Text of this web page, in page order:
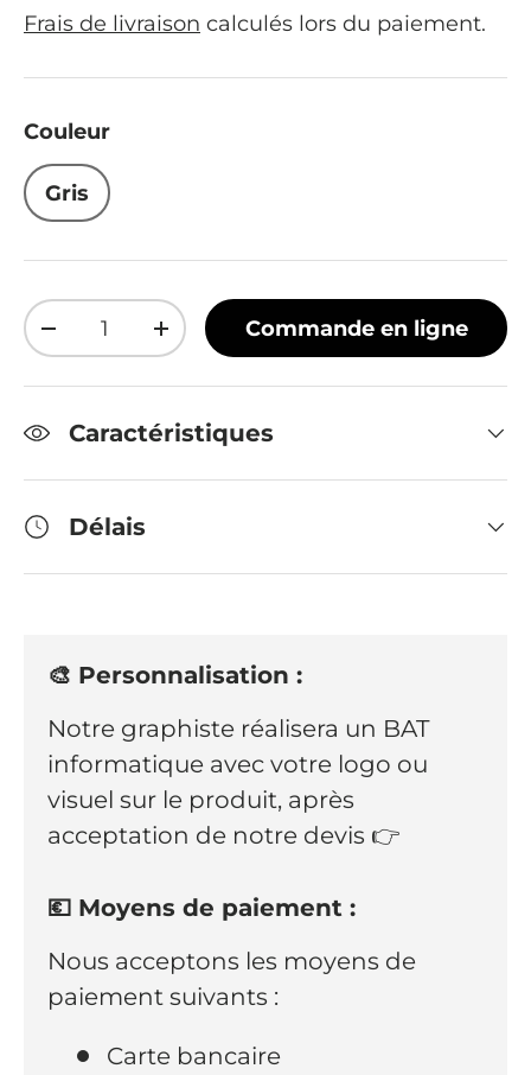
Frais de livraison calculés lors du paiement.
Couleur
Gris
Qté
Diminuer la quantité
Augmenter la quantité
Commande en ligne
Caractéristiques
Délais
🎨 Personnalisation :
Notre graphiste réalisera un BAT
informatique avec votre logo ou
visuel sur le produit, après
acceptation de notre devis 👉
💶 Moyens de paiement :
Nous acceptons les moyens de
paiement suivants :
Carte bancaire